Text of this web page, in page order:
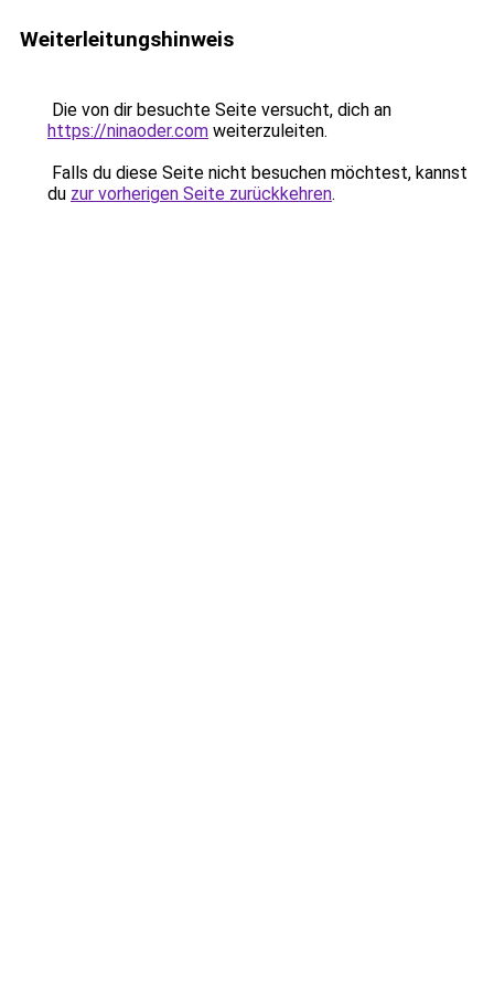
Weiterleitungshinweis
Die von dir besuchte Seite versucht, dich an
https://ninaoder.com weiterzuleiten.
Falls du diese Seite nicht besuchen möchtest, kannst
du zur vorherigen Seite zurückkehren.